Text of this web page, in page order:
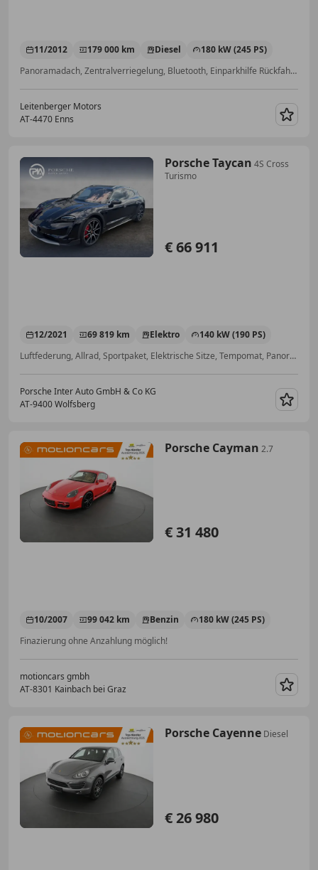
11/2012 179 000 km Diesel
180 kW (245 PS)
Panoramadach, Zentralverriegelung, Bluetooth, Einparkhilfe Rückfahrkamera, Elektrische Sitze, ESP, LED-Tagfahrlicht, Start/Stop-Automatik
Leitenberger Motors
AT-4470 Enns
Porsche Taycan 4S Cross
Turismo
€ 66 911
12/2021 69 819 km Elektro
140 kW (190 PS)
Luftfederung, Allrad, Sportpaket, Elektrische Sitze, Tempomat, Panoramadach, Sitzbelüftung, Sportfahrwerk
Porsche Inter Auto GmbH & Co KG
AT-9400 Wolfsberg
Porsche Cayman 2.7
€ 31 480
10/2007 99 042 km Benzin
180 kW (245 PS)
Finazierung ohne Anzahlung möglich!
motioncars gmbh
AT-8301 Kainbach bei Graz
Porsche Cayenne Diesel
€ 26 980